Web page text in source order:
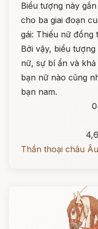
Biểu tượng này
cho ba giai đoạn
gái: Thiếu nữ đồng
Bởi vậy, biểu
nữ, sự bí ẩn và
bạn nữ nào cũng
bạn nam.
Thần thoại châu Âu